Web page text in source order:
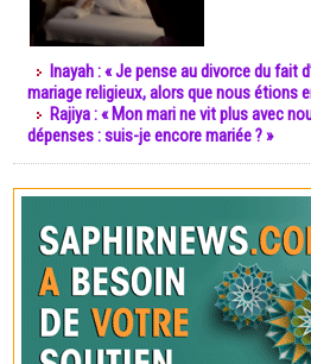
Inayah : « Je pense au divorce du fait
mariage religieux, alors que nous étions
Rajiya : « Mon mari ne vit plus avec
dépenses : suis-je encore mariée ? »